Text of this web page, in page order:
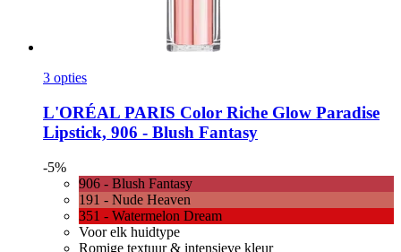
3 opties
L'ORÉAL PARIS Color Riche Glow Paradise
Lipstick, 906 -​ Blush Fantasy
-5%
906 - Blush Fantasy
191 - Nude Heaven
351 - Watermelon Dream
Voor elk huidtype
Romige textuur & intensieve kleur